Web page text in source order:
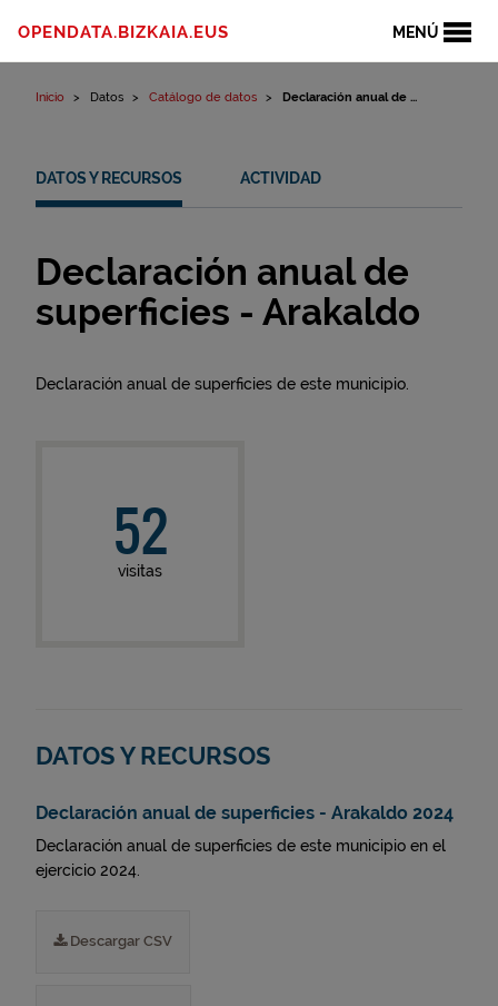
MENÚ
OPENDATA.BIZKAIA.EUS
Inicio Datos Catálogo de datos Declaración anual de ...
DATOS Y RECURSOS ACTIVIDAD
Declaración anual de
superficies - Arakaldo
Declaración anual de superficies de este municipio.
52
visitas
DATOS Y RECURSOS
Declaración anual de superficies - Arakaldo 2024
Declaración anual de superficies de este municipio en el
ejercicio 2024.
Descargar CSV